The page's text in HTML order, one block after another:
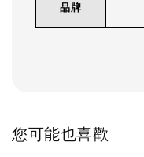
品牌
您可能也喜歡